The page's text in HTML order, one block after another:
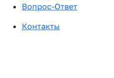
Вопрос-Ответ
Контакты